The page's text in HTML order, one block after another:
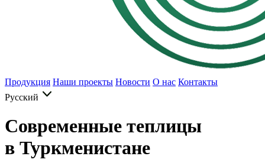
Продукция Наши проекты Новости О нас Контакты
Русский
Современные теплицы
в Туркменистане